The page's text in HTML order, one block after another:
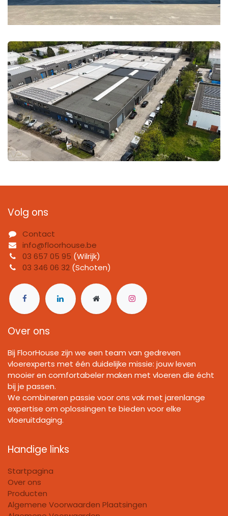
Volg ons
Contact
info@floorhouse.be
03 657 05 95 (Wilrijk)
03 346 06 32 (Schoten)
Over ons
Bij FloorHouse zijn we een team van gedreven
vloerexperts met één duidelijke missie: jouw leven
mooier en comfortabeler maken met vloeren die écht
bij je passen.
We combineren passie voor ons vak met jarenlange
expertise om oplossingen te bieden voor elke
vloeruitdaging.
Handige links
Startpagina
Over ons
Producten
Algemene Voorwaarden Plaatsingen